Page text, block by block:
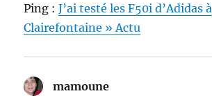
Ping :J’ai testé les F50i d’Adidas à
Clairefontaine » Actu
mamoune